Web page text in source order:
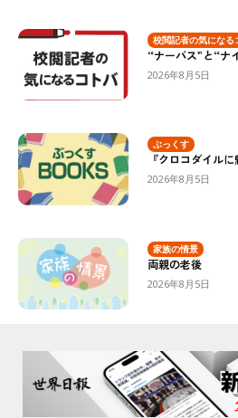
校閲記者の気になる
“ナーバス”と“ナ
2026年8月5日
ぶっくす
『クロコダイルに
2026年8月5日
家族の情景
両親の老後
2026年8月5日